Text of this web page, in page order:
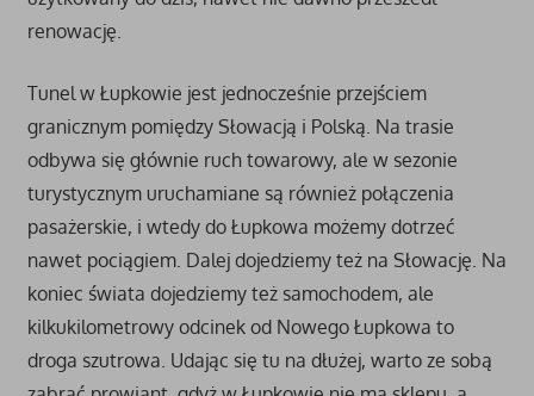
renowację.
Tunel w Łupkowie jest jednocześnie przejściem
granicznym pomiędzy Słowacją i Polską. Na trasie
odbywa się głównie ruch towarowy, ale w sezonie
turystycznym uruchamiane są również połączenia
pasażerskie, i wtedy do Łupkowa możemy dotrzeć
nawet pociągiem. Dalej dojedziemy też na Słowację. Na
koniec świata dojedziemy też samochodem, ale
kilkukilometrowy odcinek od Nowego Łupkowa to
droga szutrowa. Udając się tu na dłużej, warto ze sobą